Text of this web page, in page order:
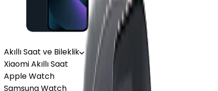
Akıllı Saat ve Bileklik
Xiaomi Akıllı Saat
Apple Watch
Samsung Watch